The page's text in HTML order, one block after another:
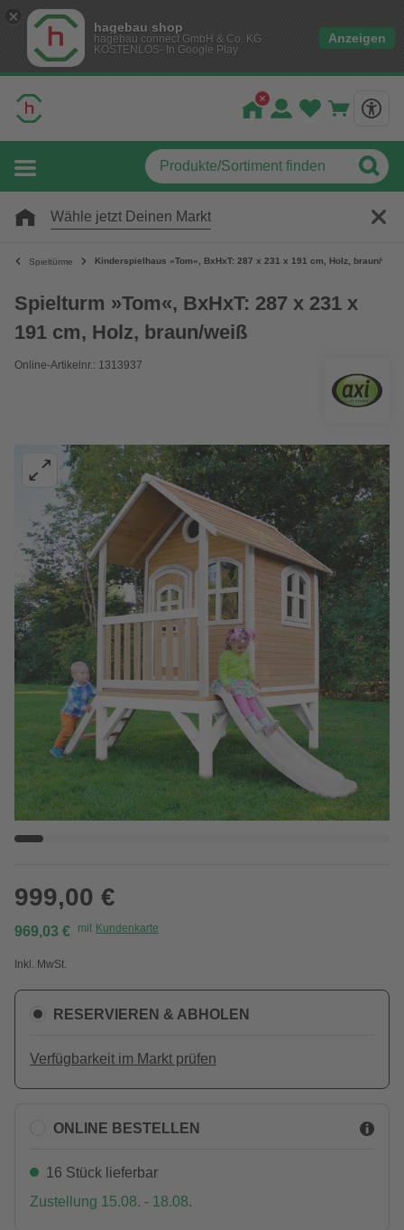
hagebau shop
hagebau connect GmbH & Co. KG
KOSTENLOS- In Google Play
Anzeigen
Wähle jetzt Deinen Markt
Spieltürme Kinderspielhaus »Tom«, BxHxT: 287 x 231 x 191 cm, Holz, braun/weiß
Spielturm »Tom«, BxHxT: 287 x 231 x
191 cm, Holz, braun/weiß
Online-Artikelnr.: 1313937
999,00 €
969,03 € mit Kundenkarte
Inkl. MwSt.
RESERVIEREN & ABHOLEN
Verfügbarkeit im Markt prüfen
ONLINE BESTELLEN
16 Stück lieferbar
Zustellung 15.08. - 18.08.